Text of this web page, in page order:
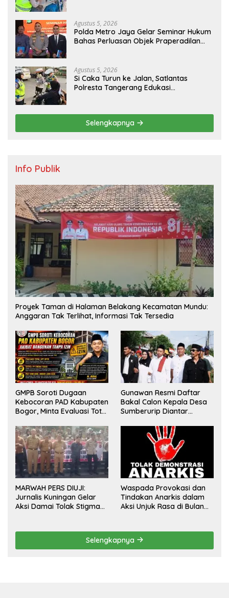
Agustus 5, 2026
Polda Metro Jaya Gelar Seminar Hukum
Bahas Perluasan Objek Praperadilan
Agustus 5, 2026
Si Caka Turun ke Jalan, Satlantas
Polresta Tangerang Edukasi
Selengkapnya
Info Publik
Proyek Taman di Halaman Belakang Kecamatan Mundu:
Anggaran Tak Terlihat, Informasi Tak Tersedia
GMPB Soroti Dugaan
Kebocoran PAD Kabupaten
Bogor, Minta Evaluasi Total
Tak Berizin
Gunawan Resmi Daftar
Bakal Calon Kepala Desa
Sumberurip Diantar
Pendukung ke Meja Panitia
MARWAH PERS DIUJI:
Jurnalis Kuningan Gelar
Aksi Damai Tolak Stigma
Wartawan
Waspada Provokasi dan
Tindakan Anarkis dalam
Aksi Unjuk Rasa di Bulan
Selengkapnya